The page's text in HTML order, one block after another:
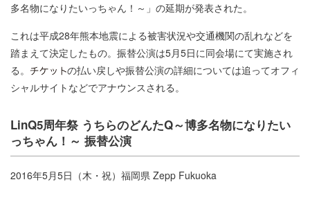
多名物になりたいっちゃん！～」の延期が発表された。
これは平成28年熊本地震による被害状況や交通機関の乱れなどを
踏まえて決定したもの。振替公演は5月5日に同会場にて実施され
る。
の払い戻しや振替公演の詳細については追ってオフィ
シャルサイトなどでアナウンスされる。
LinQ5周年祭 うちらのどんたQ～博多名物になりたい
っちゃん！～ 振替公演
2016年5月5日（木・祝）福岡県 Zepp Fukuoka